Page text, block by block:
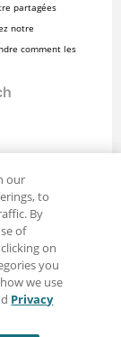
partagées
notre
comment les
our
to
By
of
on
you
we use
Privacy